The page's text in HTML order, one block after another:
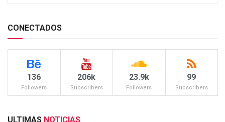
CONECTADOS
136
Followers
206k
Subscribers
23.9k
Followers
99
Subscribers
ULTIMAS NOTICIAS